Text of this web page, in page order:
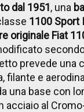
dal 1951, una
1100 Sport
originale Fiat
prevede una
filante e
una base con
acciaio al